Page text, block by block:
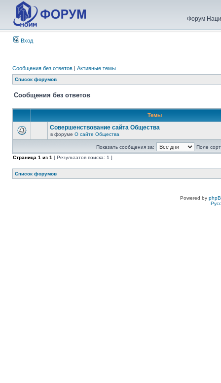
Форум
Вход
Сообщения без ответов | Активные темы
Список форумов
Сообщения без ответов
Темы
Совершенствование сайта Общества
в форуме О сайте Общества
Показать сообщения за:
Поле
Страница 1 из 1 [ Результатов поиска: 1 ]
Список форумов
Powered by